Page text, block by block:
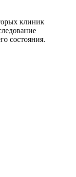
клиник
состояния.